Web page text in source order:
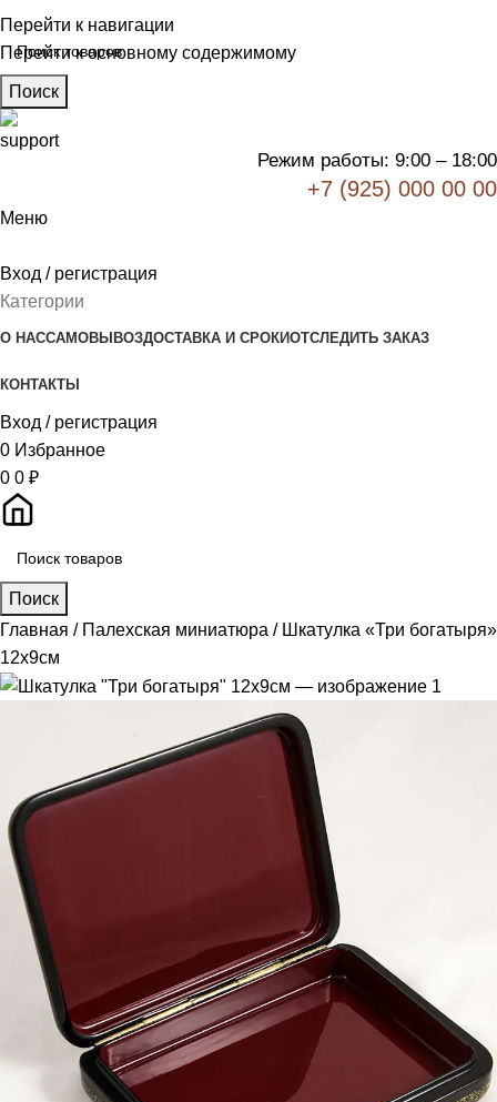
Перейти к навигации
Перейти к основному содержимому
Поиск
Режим работы: 9:00 – 18:00
+7 (925) 000 00 00
Меню
Вход / регистрация
Категории
О НАССАМОВЫВОЗДОСТАВКА И СРОКИОТСЛЕДИТЬ ЗАКАЗ
КОНТАКТЫ
Вход / регистрация
0 Избранное
0 0 ₽
Поиск
Главная
Палехская миниатюра
Шкатулка «Три богатыря»
12х9см